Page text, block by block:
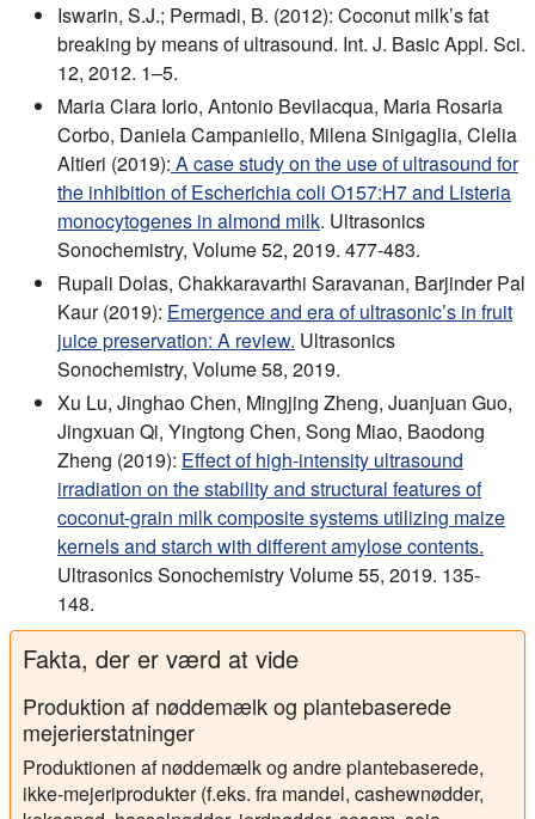
Iswarin, S.J.; Permadi, B. (2012): Coconut milk’s fat
breaking by means of ultrasound. Int. J. Basic Appl. Sci.
12, 2012. 1–5.
Maria Clara Iorio, Antonio Bevilacqua, Maria Rosaria
Corbo, Daniela Campaniello, Milena Sinigaglia, Clelia
Altieri (2019): A case study on the use of ultrasound for
the inhibition of Escherichia coli O157:H7 and Listeria
monocytogenes in almond milk. Ultrasonics
Sonochemistry, Volume 52, 2019. 477-483.
Rupali Dolas, Chakkaravarthi Saravanan, Barjinder Pal
Kaur (2019): Emergence and era of ultrasonic’s in fruit
juice preservation: A review. Ultrasonics
Sonochemistry, Volume 58, 2019.
Xu Lu, Jinghao Chen, Mingjing Zheng, Juanjuan Guo,
Jingxuan Qi, Yingtong Chen, Song Miao, Baodong
Zheng (2019): Effect of high-intensity ultrasound
irradiation on the stability and structural features of
coconut-grain milk composite systems utilizing maize
kernels and starch with different amylose contents.
Ultrasonics Sonochemistry Volume 55, 2019. 135-
148.
Fakta, der er værd at vide
Produktion af nøddemælk og plantebaserede
mejerierstatninger
Produktionen af nøddemælk og andre plantebaserede,
ikke-mejeriprodukter (f.eks. fra mandel, cashewnødder,